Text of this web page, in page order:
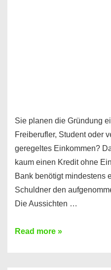
Sie planen die Gründung
Freiberufler, Student oder
geregeltes Einkommen?
kaum einen Kredit ohne
Bank benötigt mindestens
Schuldner den
Die Aussichten …
Mit
Read more »